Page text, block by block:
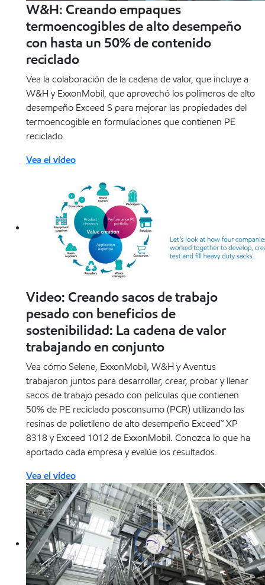
W&H: Creando empaques
termoencogibles de alto desempeño
con hasta un 50% de contenido
reciclado
Vea la colaboración de la cadena de valor, que incluye a
W&H y ExxonMobil, que aprovechó los polímeros de alto
desempeño Exceed S para mejorar las propiedades del
termoencogible en formulaciones que contienen PE
reciclado.
Vea el vídeo
Video: Creando sacos de trabajo
pesado con beneficios de
sostenibilidad: La cadena de valor
trabajando en conjunto
Vea cómo Selene, ExxonMobil, W&H y Aventus
trabajaron juntos para desarrollar, crear, probar y llenar
sacos de trabajo pesado con películas que contienen
50% de PE reciclado posconsumo (PCR) utilizando las
resinas de polietileno de alto desempeño Exceed™ XP
8318 y Exceed 1012 de ExxonMobil. Conozca lo que ha
aportado cada empresa y evalúe los resultados.
Vea el vídeo